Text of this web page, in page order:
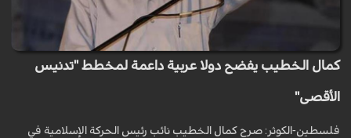
كمال الخطيب يفضح دولا عربية داعمة لمخطط "تدنيس
الأقصى"
فلسطين-الكوثر: صرح كمال الخطيب نائب رئيس الحركة الإسلامية في